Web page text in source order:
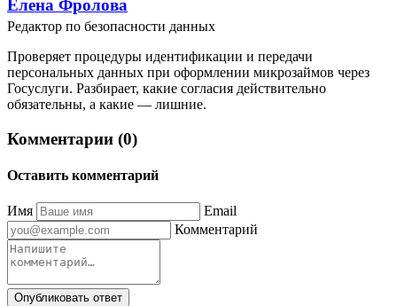
Елена Фролова
Редактор по безопасности данных
Проверяет процедуры идентификации и передачи
персональных данных при оформлении микрозаймов через
Госуслуги. Разбирает, какие согласия действительно
обязательны, а какие — лишние.
Комментарии (0)
Оставить комментарий
Имя
Email
Комментарий
Опубликовать ответ